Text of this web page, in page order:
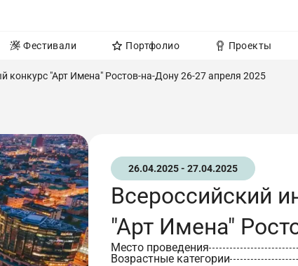
Фестивали Портфолио Проекты
конкурс "Арт Имена" Ростов-на-Дону 26-27 апреля 2025
26.04.2025 - 27.04.2025
Всероссийский
"Арт Имена"
Место проведения
Возрастные категории